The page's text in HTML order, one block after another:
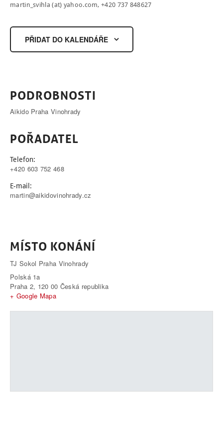
martin_svihla (at) yahoo.com, +420 737 848627
PŘIDAT DO KALENDÁŘE
PODROBNOSTI
Aikido Praha Vinohrady
POŘADATEL
Telefon:
+420 603 752 468
E-mail:
martin@aikidovinohrady.cz
MÍSTO KONÁNÍ
TJ Sokol Praha Vinohrady
Polská 1a
Praha 2, 120 00 Česká republika
+ Google Mapa